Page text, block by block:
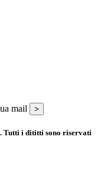
mail >
Tutti i dititti sono riservati